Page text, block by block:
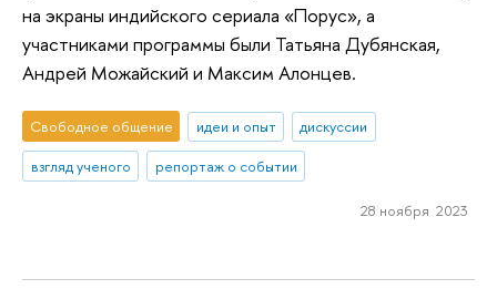
на экраны индийского сериала «Порус», а
участниками программы были Татьяна Дубянская,
Андрей Можайский и Максим Алонцев.
Свободное общение идеи и опыт
дискуссии
взгляд ученого
репортаж о событии
28 ноября 2023